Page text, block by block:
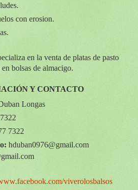
con erosion.
en la venta de platas de pasto
bolsas de almacigo.
Y CONTACTO
Longas
7322
hduban0976@gmail.com
viverolosbalsos